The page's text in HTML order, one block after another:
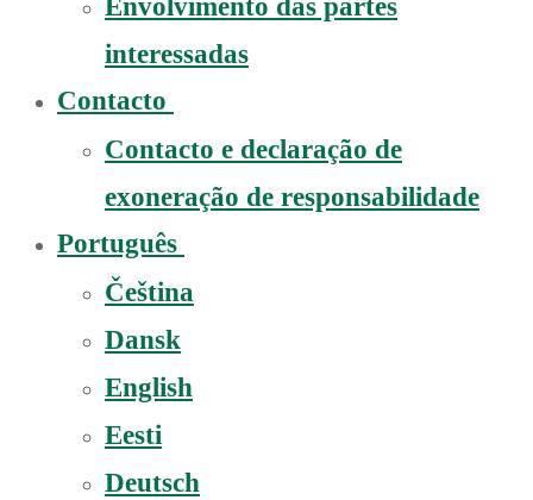
Envolvimento das partes
interessadas
Contacto
Contacto e declaração de
exoneração de responsabilidade
Português
Čeština
Dansk
English
Eesti
Deutsch